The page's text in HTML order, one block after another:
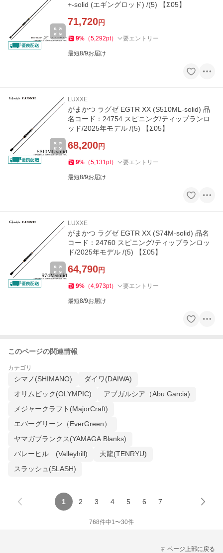
+-solid (エギングロッド) /(5) 【Σ05】
71,720円
9% （5,292pt） 要エントリー
最短8/9お届け
LUXXE
がまかつ ラグゼ EGTR XX (S510ML-solid) 品
名コード：24754 スピニング/ティップランロ
ッド/2025年モデル /(5) 【Σ05】
68,200円
9% （5,131pt） 要エントリー
最短8/9お届け
LUXXE
がまかつ ラグゼ EGTR XX (S74M-solid) 品名
コード：24760 スピニング/ティップランロッ
ド/2025年モデル /(5) 【Σ05】
64,790円
9% （4,973pt） 要エントリー
最短8/9お届け
このページの関連情報
カテゴリ
シマノ(SHIMANO)
ダイワ(DAIWA)
オリムピック(OLYMPIC)
アブガルシア（Abu Garcia)
メジャークラフト(MajorCraft)
エバーグリーン（EverGreen）
ヤマガブランクス(YAMAGA Blanks)
バレーヒル (Valleyhill)
天龍(TENRYU)
スラッシュ(SLASH)
1 2 3 4 5 6 7
768件中1〜30件
ページ上部に戻る